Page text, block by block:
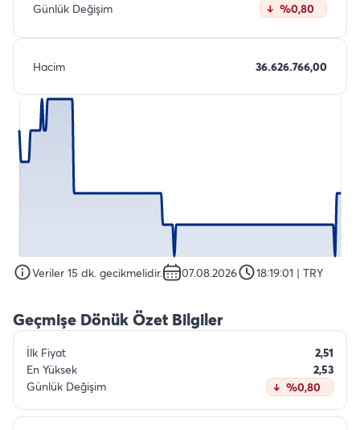
Günlük Değişim %0,80
Hacim 36.626.766,00
Veriler 15 dk. gecikmelidir. 07.08.2026 18:19:01 | TRY
Geçmişe Dönük Özet Bilgiler
İlk Fiyat
2,51
En Yüksek
2,53
Günlük Değişim
%0,80